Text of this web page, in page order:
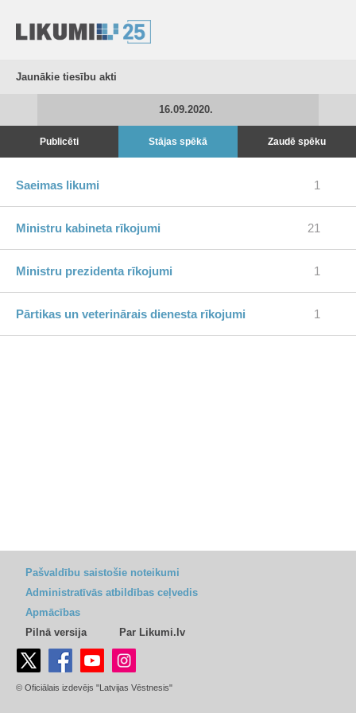
Jaunākie tiesību akti
16.09.2020.
Publicēti Stājas spēkā Zaudē spēku
Saeimas likumi 1
Ministru kabineta rīkojumi 21
Ministru prezidenta rīkojumi 1
Pārtikas un veterinārais dienesta rīkojumi 1
Pašvaldību saistošie noteikumi
Administratīvās atbildības ceļvedis
Apmācības
Pilnā versija
Par Likumi.lv
© Oficiālais izdevējs "Latvijas Vēstnesis"